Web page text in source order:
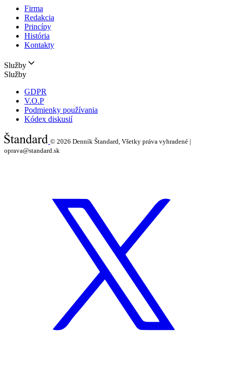
Firma
Redakcia
Princípy
História
Kontakty
Služby
Služby
GDPR
V.O.P
Podmienky používania
Kódex diskusií
© 2026 Denník Štandard, Všetky práva vyhradené |
oprava@standard.sk